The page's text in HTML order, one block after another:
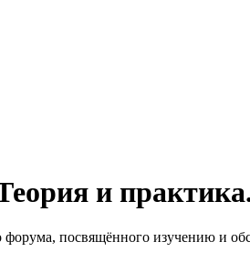
и
форума, посвящённого изучению и